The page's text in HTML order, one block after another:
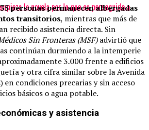
la novela por la que es perseguido a
personas permanecen albergadas
transitorios, mientras que más de
recibido asistencia directa. Sin
Sin Fronteras (MSF)advirtió que
continúan durmiendo a la intemperie
3.000 frente a edificios
y otra cifra similar sobre la Avenida
en condiciones precarias y sin acceso
básicos o agua potable.
y asistencia